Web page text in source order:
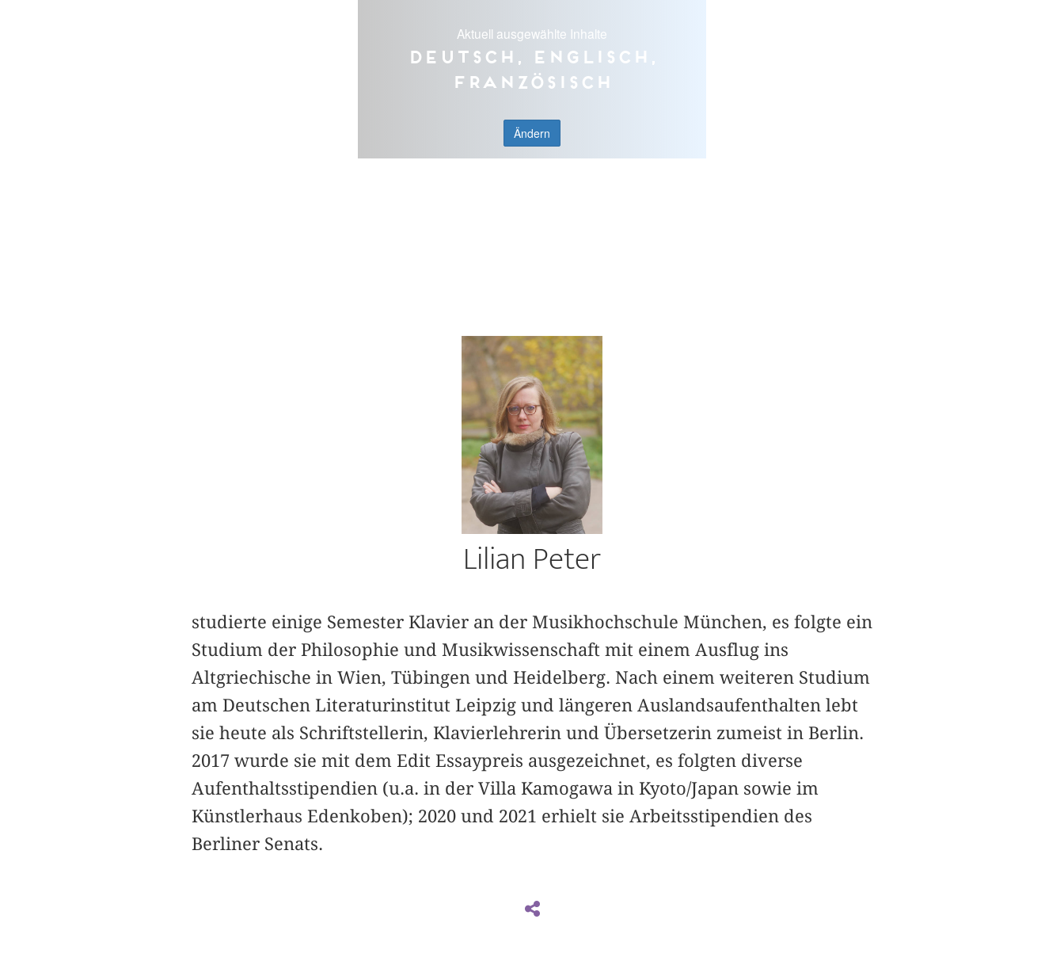
Aktuell ausgewählte Inhalte
Deutsch, Englisch,
Französisch
Ändern
Lilian Peter
studierte einige Semester Klavier an der Musikhochschule München, es folgte ein
Studium der Philosophie und Musikwissenschaft mit einem Ausflug ins
Altgriechische in Wien, Tübingen und Heidelberg. Nach einem weiteren Studium
am Deutschen Literaturinstitut Leipzig und längeren Auslandsaufenthalten lebt
sie heute als Schriftstellerin, Klavierlehrerin und Übersetzerin zumeist in Berlin.
2017 wurde sie mit dem Edit Essaypreis ausgezeichnet, es folgten diverse
Aufenthaltsstipendien (u.a. in der Villa Kamogawa in Kyoto/Japan sowie im
Künstlerhaus Edenkoben); 2020 und 2021 erhielt sie Arbeitsstipendien des
Berliner Senats.